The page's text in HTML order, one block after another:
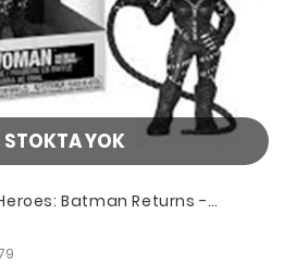
STOKTA YOK
Batman Returns -